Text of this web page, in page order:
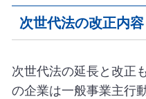
次世代法の改正内容
次世代法の延長と改正
の企業は一般事業主行